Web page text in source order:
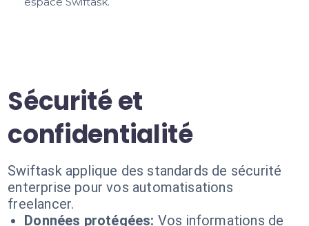
Sécurité et
confidentialité
Swiftask applique des standards de sécurité
enterprise pour vos automatisations
freelancer.
Données protégées: Vos informations de